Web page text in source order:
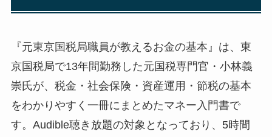
『元東京国税局職員が教えるお金の基本』は、東
京国税局で13年間勤務した元国税専門官・小林義
崇氏が、税金・社会保険・資産運用・節税の基本
をわかりやすく一冊にまとめたマネー入門書で
す。Audible聴き放題の対象となっており、5時間